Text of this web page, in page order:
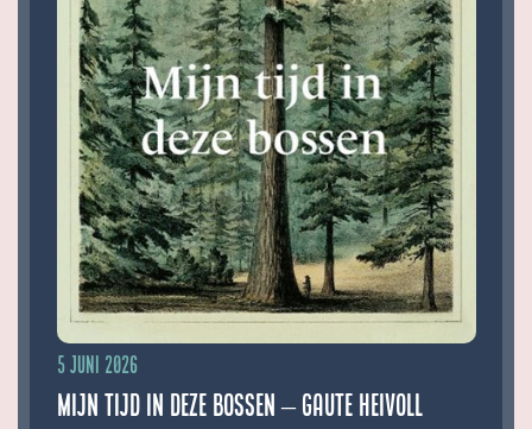
5 juni 2026
Mijn tijd in deze bossen – Gaute Heivoll